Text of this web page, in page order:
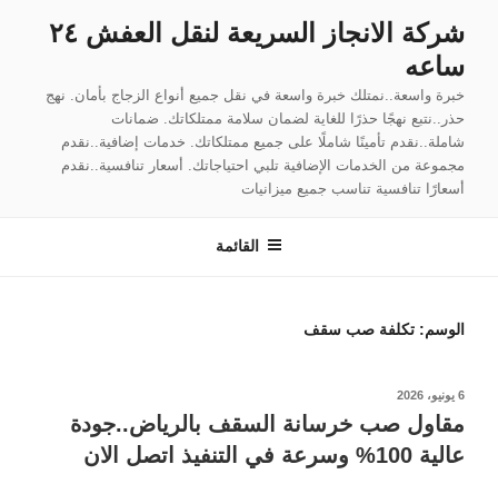
المحتوى
شركة الانجاز السريعة لنقل العفش ٢٤
ساعه
خبرة واسعة..نمتلك خبرة واسعة في نقل جميع أنواع الزجاج بأمان. نهج
حذر..نتبع نهجًا حذرًا للغاية لضمان سلامة ممتلكاتك. ضمانات
شاملة..نقدم تأمينًا شاملًا على جميع ممتلكاتك. خدمات إضافية..نقدم
مجموعة من الخدمات الإضافية تلبي احتياجاتك. أسعار تنافسية..نقدم
أسعارًا تنافسية تناسب جميع ميزانيات
القائمة
الوسم: تكلفة صب سقف
نُشر
6 يونيو، 2026
مقاول صب خرسانة السقف بالرياض..جودة
عالية 100% وسرعة في التنفيذ اتصل الان